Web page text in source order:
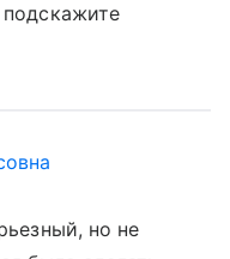
подскажите
но не